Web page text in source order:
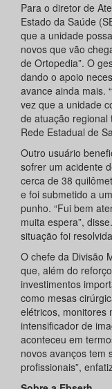
Para o diretor de
Estado da Saúde
que a unidade
novos que vão
de Ortopedia”. O
dando o apoio
avance ainda mais.
vez que a unidade
de atuação regional
Rede Estadual de
Outro usuário
sofrer um acidente
cerca de 38
e foi submetido a
punho. “Fui bem
muita espera”,
situação foi
O chefe da Divisão
que, além do
investimentos
como mesas
elétricos, monitores
intensificador de
aconteceu em
novos avanços tem
profissionais”,